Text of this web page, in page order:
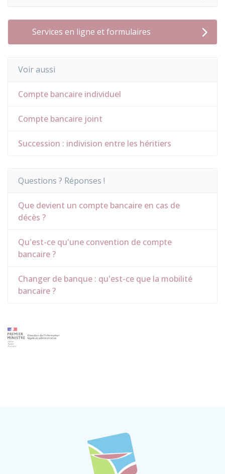
Services en ligne et formulaires
Voir aussi
Compte bancaire individuel
Compte bancaire joint
Succession : indivision entre les héritiers
Questions ? Réponses !
Que devient un compte bancaire en cas de
décès ?
Qu'est-ce qu'une convention de compte
bancaire ?
Changer de banque : qu'est-ce que la mobilité
bancaire ?